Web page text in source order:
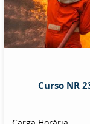
Curso NR